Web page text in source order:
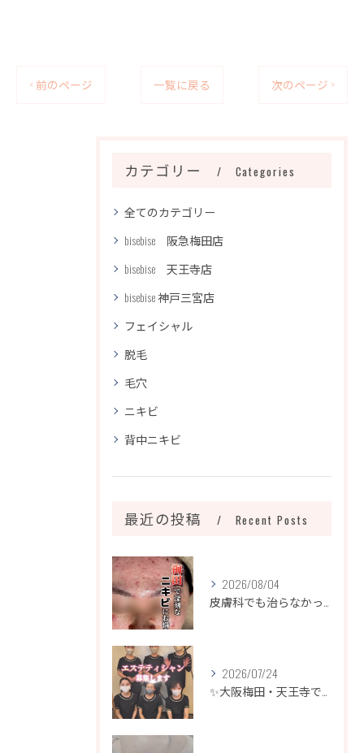
< 前のページ 一覧に戻る 次のページ >
カテゴリー Categories
全てのカテゴリー
bisebise 阪急梅田店
bisebise 天王寺店
bisebise 神戸三宮店
フェイシャル
脱毛
毛穴
ニキビ
背中ニキビ
最近の投稿 Recent Posts
2026/08/04
皮膚科でも治らなかったニキビ、諦めるのはまだ早いです！
2026/07/24
✨大阪梅田・天王寺でエステティシャン募集✨